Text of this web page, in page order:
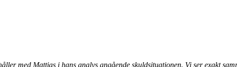
med Mattias i hans analys angående skuldsituationen. Vi ser exakt